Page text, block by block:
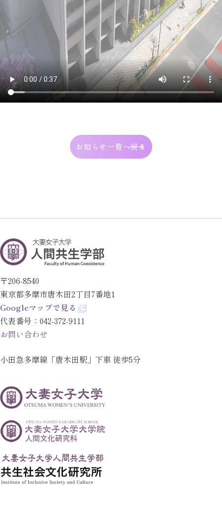
お知らせ一覧へ戻る
〒206-8540
東京都多摩市唐木田2丁目7番地1
Googleマップで見る
代表番号： 042-372-9111
お問い合わせ
小田急多摩線「唐木田駅」下車 徒歩5分